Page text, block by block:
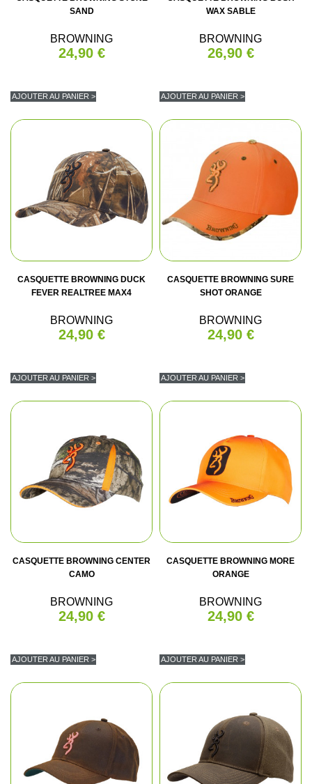
SAND
BROWNING
24,90 €
AJOUTER AU PANIER >
WAX SABLE
BROWNING
26,90 €
AJOUTER AU PANIER >
CASQUETTE BROWNING DUCK
FEVER REALTREE MAX4
BROWNING
24,90 €
AJOUTER AU PANIER >
CASQUETTE BROWNING SURE
SHOT ORANGE
BROWNING
24,90 €
AJOUTER AU PANIER >
CASQUETTE BROWNING CENTER
CAMO
BROWNING
24,90 €
AJOUTER AU PANIER >
CASQUETTE BROWNING MORE
ORANGE
BROWNING
24,90 €
AJOUTER AU PANIER >